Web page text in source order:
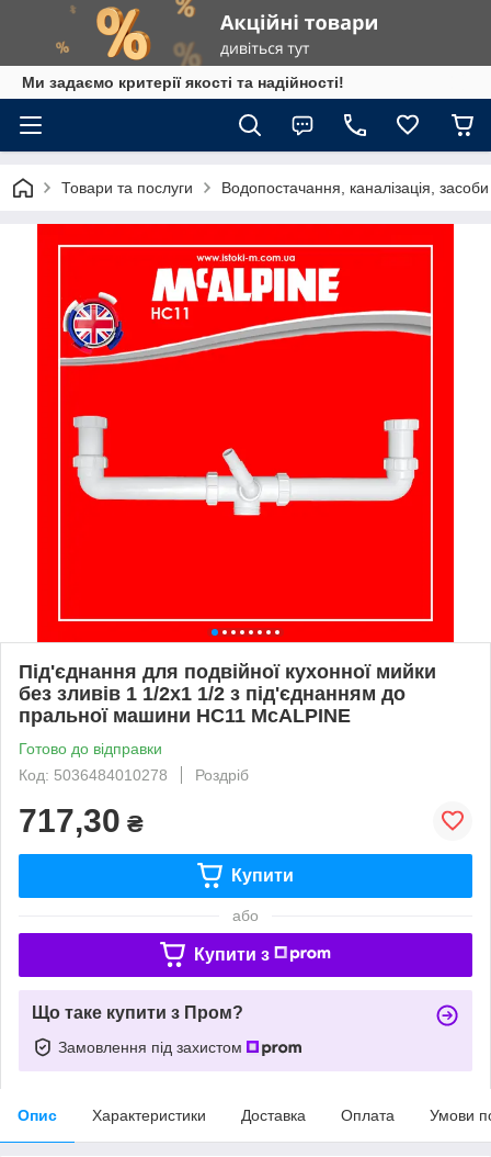
Ми задаємо критерії якості та надійності!
Товари та послуги Водопостачання, каналізація,
Під'єднання для подвійної кухонної мийки
без зливів 1 1/2х1 1/2 з під'єднанням до
пральної машини HC11 McALPINE
Готово до відправки
Код: 5036484010278
Роздріб
717,30 ₴
Купити
або
Купити з
Що таке купити з Пром?
Замовлення під захистом
Опис Характеристики Доставка Оплата Умови